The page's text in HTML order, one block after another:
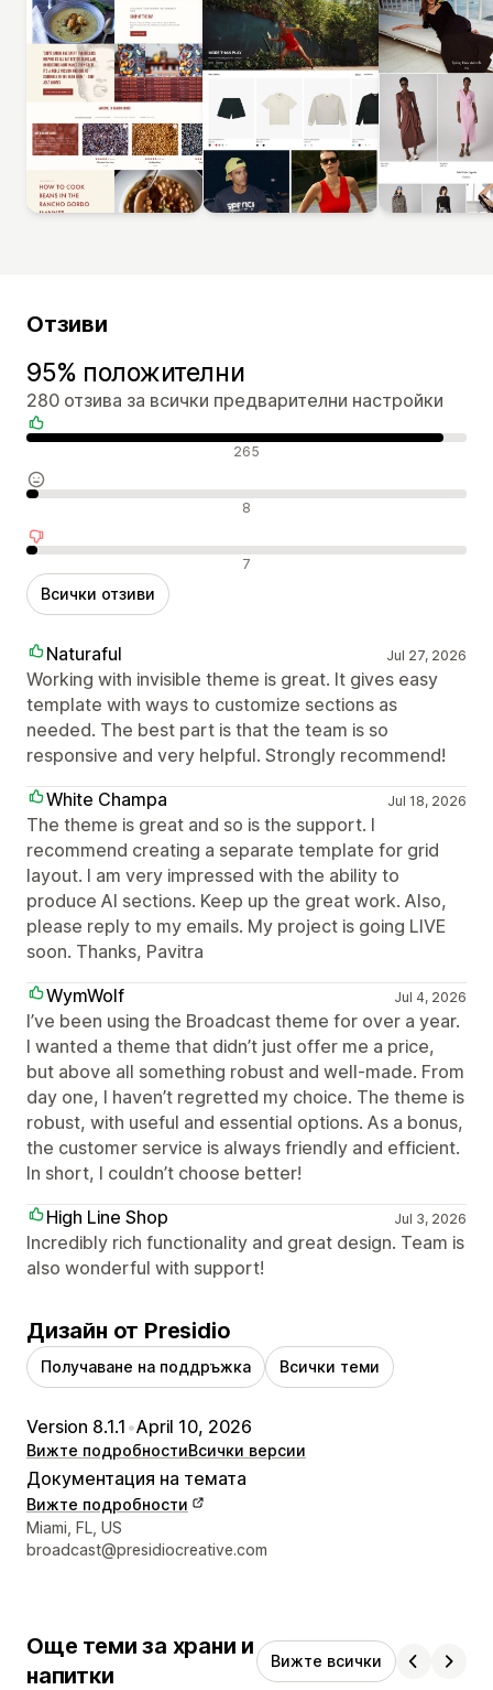
Отзиви
95% положителни
280 отзива за всички предварителни настройки
Положителни отзиви 265
Неутрални отзиви 8
Отрицателни отзиви 7
Всички отзиви
Naturaful Jul 27, 2026
Working with invisible theme is great. It gives easy
template with ways to customize sections as
needed. The best part is that the team is so
responsive and very helpful. Strongly recommend!
White Champa
Jul 18, 2026
The theme is great and so is the support. I
recommend creating a separate template for grid
layout. I am very impressed with the ability to
produce AI sections. Keep up the great work. Also,
please reply to my emails. My project is going LIVE
soon. Thanks, Pavitra
WymWolf
Jul 4, 2026
I’ve been using the Broadcast theme for over a year.
I wanted a theme that didn’t just offer me a price,
but above all something robust and well-made. From
day one, I haven’t regretted my choice. The theme is
robust, with useful and essential options. As a bonus,
the customer service is always friendly and efficient.
In short, I couldn’t choose better!
High Line Shop
Jul 3, 2026
Incredibly rich functionality and great design. Team is
also wonderful with support!
Дизайн от Presidio
Получаване на поддръжка Всички теми
Version 8.1.1 •April 10, 2026
Вижте подробностиВсички версии
Документация на темата
Вижте подробности
Данни за връзка с дизайнера
Miami, FL, US
broadcast@presidiocreative.com
Още теми за храни и
напитки
Вижте всички